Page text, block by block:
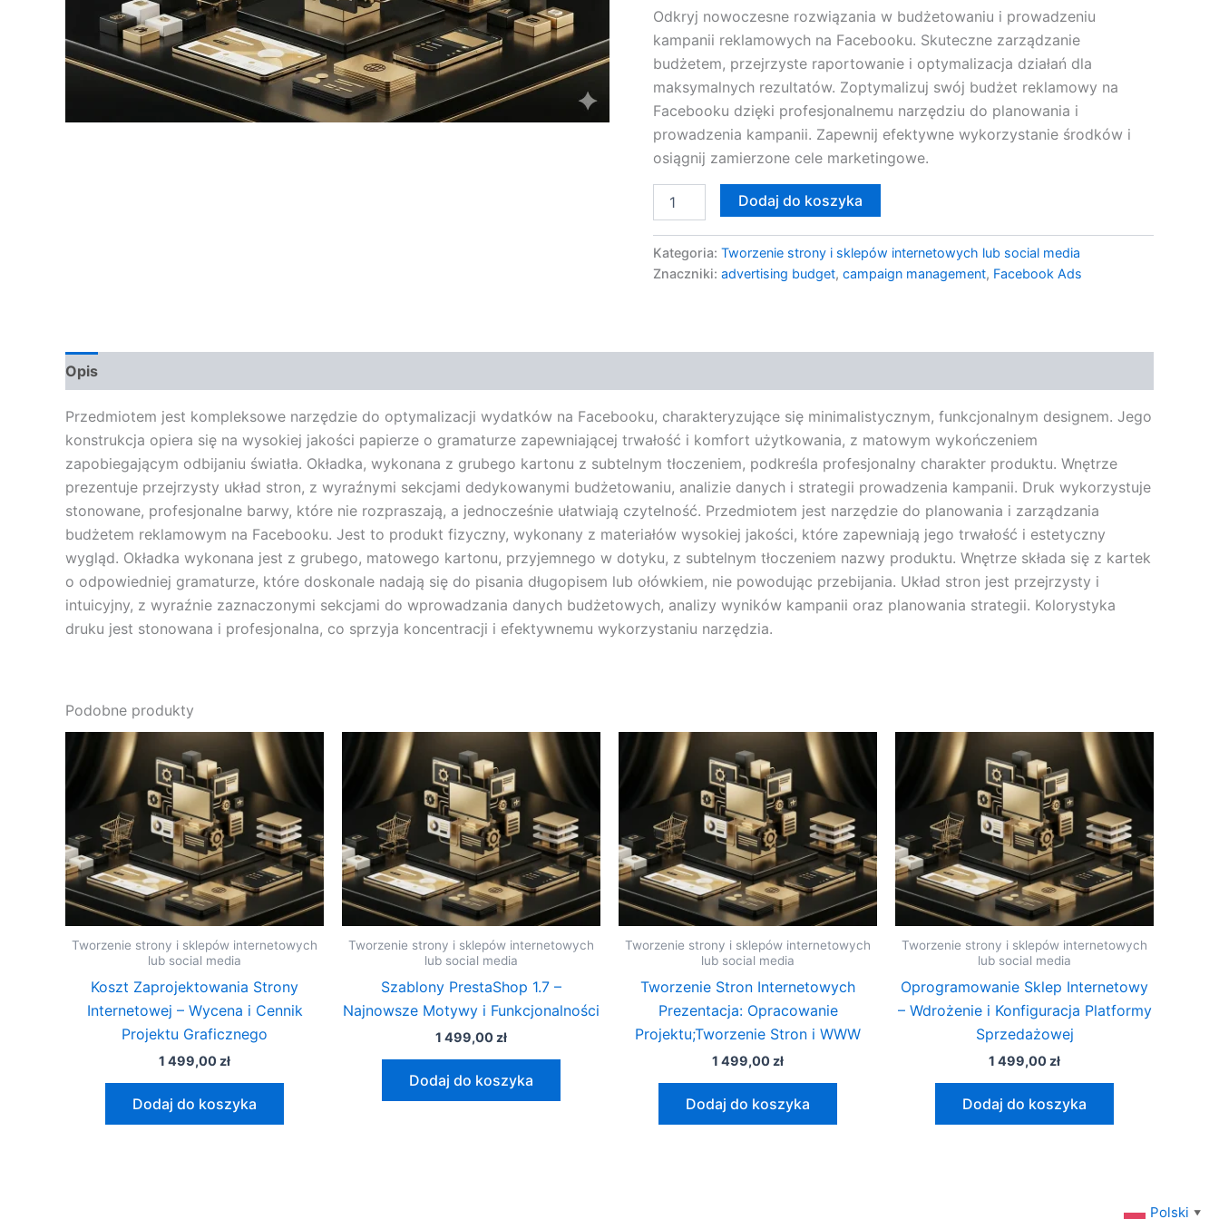
Odkryj nowoczesne rozwiązania w budżetowaniu i prowadzeniu
kampanii reklamowych na Facebooku. Skuteczne zarządzanie
budżetem, przejrzyste raportowanie i optymalizacja działań dla
maksymalnych rezultatów. Zoptymalizuj swój budżet reklamowy na
Facebooku dzięki profesjonalnemu narzędziu do planowania i
prowadzenia kampanii. Zapewnij efektywne wykorzystanie środków i
osiągnij zamierzone cele marketingowe.
Dodaj do koszyka
Kategoria: Tworzenie strony i sklepów internetowych lub social media
Znaczniki: advertising budget, campaign management, Facebook Ads
Opis
Przedmiotem jest kompleksowe narzędzie do optymalizacji wydatków na Facebooku, charakteryzujące się minimalistycznym, funkcjonalnym designem. Jego
konstrukcja opiera się na wysokiej jakości papierze o gramaturze zapewniającej trwałość i komfort użytkowania, z matowym wykończeniem
zapobiegającym odbijaniu światła. Okładka, wykonana z grubego kartonu z subtelnym tłoczeniem, podkreśla profesjonalny charakter produktu. Wnętrze
prezentuje przejrzysty układ stron, z wyraźnymi sekcjami dedykowanymi budżetowaniu, analizie danych i strategii prowadzenia kampanii. Druk wykorzystuje
stonowane, profesjonalne barwy, które nie rozpraszają, a jednocześnie ułatwiają czytelność. Przedmiotem jest narzędzie do planowania i zarządzania
budżetem reklamowym na Facebooku. Jest to produkt fizyczny, wykonany z materiałów wysokiej jakości, które zapewniają jego trwałość i estetyczny
wygląd. Okładka wykonana jest z grubego, matowego kartonu, przyjemnego w dotyku, z subtelnym tłoczeniem nazwy produktu. Wnętrze składa się z kartek
o odpowiedniej gramaturze, które doskonale nadają się do pisania długopisem lub ołówkiem, nie powodując przebijania. Układ stron jest przejrzysty i
intuicyjny, z wyraźnie zaznaczonymi sekcjami do wprowadzania danych budżetowych, analizy wyników kampanii oraz planowania strategii. Kolorystyka
druku jest stonowana i profesjonalna, co sprzyja koncentracji i efektywnemu wykorzystaniu narzędzia.
Podobne produkty
Tworzenie strony i sklepów internetowych
lub social media
Koszt Zaprojektowania Strony
Internetowej – Wycena i Cennik
Projektu Graficznego
1 499,00 zł
Dodaj do koszyka
Tworzenie strony i sklepów internetowych
lub social media
Szablony PrestaShop 1.7 –
Najnowsze Motywy i Funkcjonalności
1 499,00 zł
Dodaj do koszyka
Tworzenie strony i sklepów internetowych
lub social media
Tworzenie Stron Internetowych
Prezentacja: Opracowanie
Projektu;Tworzenie Stron i WWW
1 499,00 zł
Dodaj do koszyka
Tworzenie strony i sklepów internetowych
lub social media
Oprogramowanie Sklep Internetowy
– Wdrożenie i Konfiguracja Platformy
Sprzedażowej
1 499,00 zł
Dodaj do koszyka
Polski ▼